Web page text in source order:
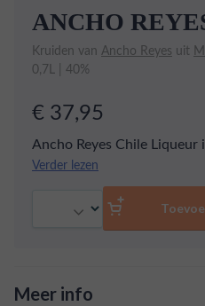
ANCHO
Kruiden van Ancho Reyes uit
0,7L | 40%
€ 37,95
Ancho Reyes Chile Liqueur
Ancho chilipeper. Het
Puebla de Zaragoza. De
je kunt het ook gebruiken
Verder lezen
Meer info